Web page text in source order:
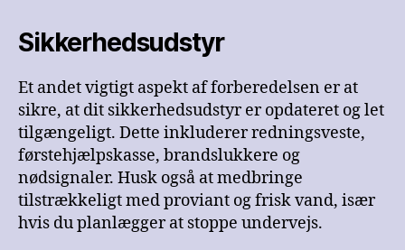
Sikkerhedsudstyr
Et andet vigtigt aspekt af forberedelsen er at
sikre, at dit sikkerhedsudstyr er opdateret og let
tilgængeligt. Dette inkluderer redningsveste,
førstehjælpskasse, brandslukkere og
nødsignaler. Husk også at medbringe
tilstrækkeligt med proviant og frisk vand, især
hvis du planlægger at stoppe undervejs.